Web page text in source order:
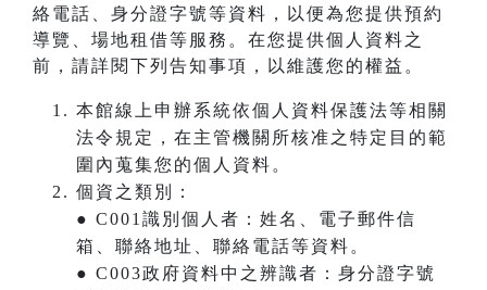
絡電話、身分證字號等資料，以便為您提供預約
導覽、場地租借等服務。在您提供個人資料之
前，請詳閱下列告知事項，以維護您的權益。
本館線上申辦系統依個人資料保護法等相關
法令規定，在主管機關所核准之特定目的範
圍內蒐集您的個人資料。
個資之類別：
● C001識別個人者：姓名、電子郵件信
箱、聯絡地址、聯絡電話等資料。
● C003政府資料中之辨識者：身分證字號